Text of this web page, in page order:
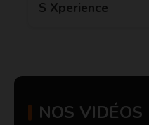
S Xperience
NOS VIDÉOS